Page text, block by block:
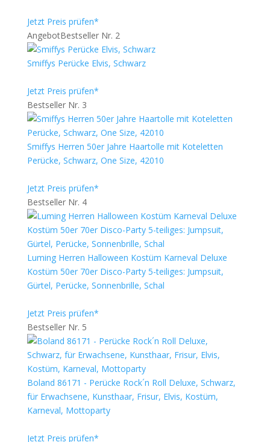
Jetzt Preis prüfen*
AngebotBestseller Nr. 2
Smiffys Perücke Elvis, Schwarz
Jetzt Preis prüfen*
Bestseller Nr. 3
Smiffys Herren 50er Jahre Haartolle mit Koteletten
Perücke, Schwarz, One Size, 42010
Jetzt Preis prüfen*
Bestseller Nr. 4
Luming Herren Halloween Kostüm Karneval Deluxe
Kostüm 50er 70er Disco-Party 5-teiliges: Jumpsuit,
Gürtel, Perücke, Sonnenbrille, Schal
Jetzt Preis prüfen*
Bestseller Nr. 5
Boland 86171 - Perücke Rock´n Roll Deluxe, Schwarz,
für Erwachsene, Kunsthaar, Frisur, Elvis, Kostüm,
Karneval, Mottoparty
Jetzt Preis prüfen*